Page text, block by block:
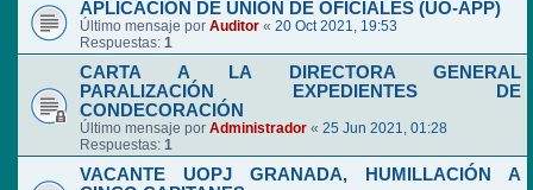
APLICACIÓN DE UNIÓN DE OFICIALES (UO-APP)
Último mensaje por Auditor « 20 Oct 2021, 19:53
Respuestas: 1
CARTA A LA DIRECTORA GENERAL
PARALIZACIÓN EXPEDIENTES DE
CONDECORACIÓN
Último mensaje por Administrador « 25 Jun 2021, 01:28
Respuestas: 1
VACANTE UOPJ GRANADA, HUMILLACIÓN A